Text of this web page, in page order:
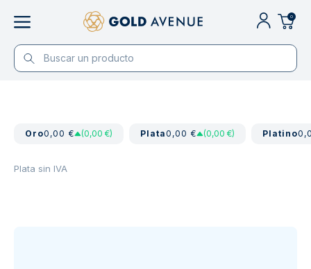
0
Oro0,00 € (0,00 €) Plata0,00 € (0,00 €) Platino
Plata sin IVA